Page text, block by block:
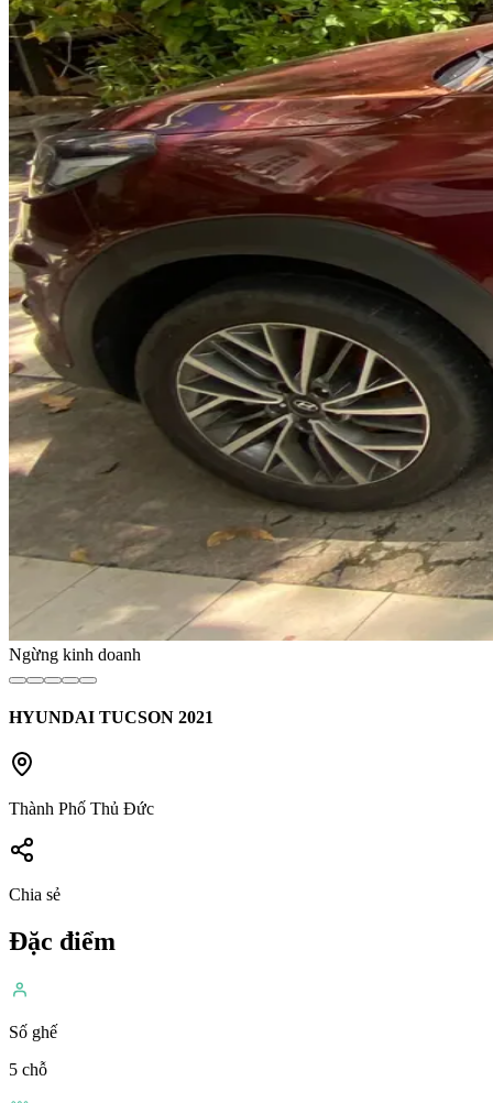
Ngừng kinh doanh
HYUNDAI TUCSON 2021
Thành Phố Thủ Đức
Chia sẻ
Đặc điểm
Số ghế
5 chỗ